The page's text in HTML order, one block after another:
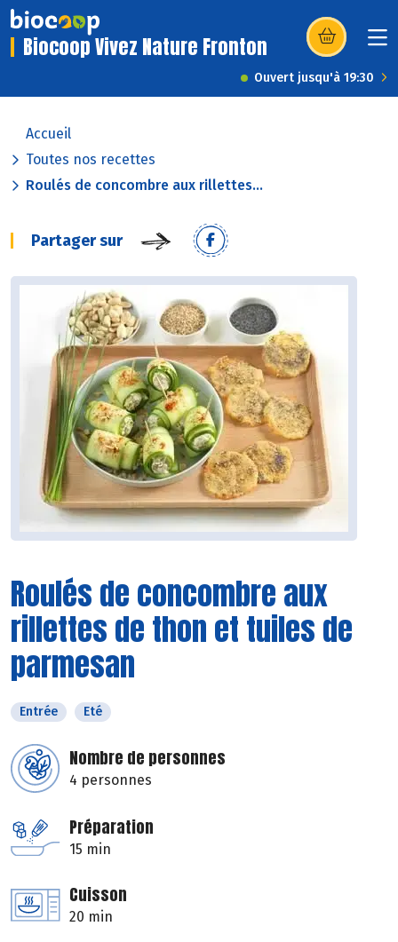
Biocoop Vivez Nature Fronton (s’ouvre dans
Ouvert jusqu'à 19:30
Accueil
Toutes nos recettes
Roulés de concombre aux rillettes...
Partager sur
Roulés de concombre aux
rillettes de thon et tuiles de
parmesan
Entrée Eté
Nombre de personnes
4 personnes
Préparation
15 min
Cuisson
20 min